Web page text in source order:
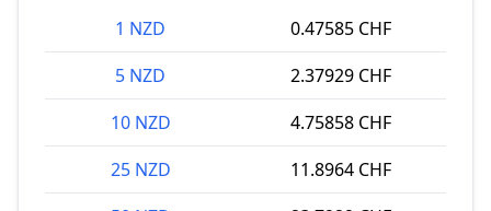
1 NZD
0.47585 CHF
5 NZD
2.37929 CHF
10 NZD
4.75858 CHF
25 NZD
11.8964 CHF